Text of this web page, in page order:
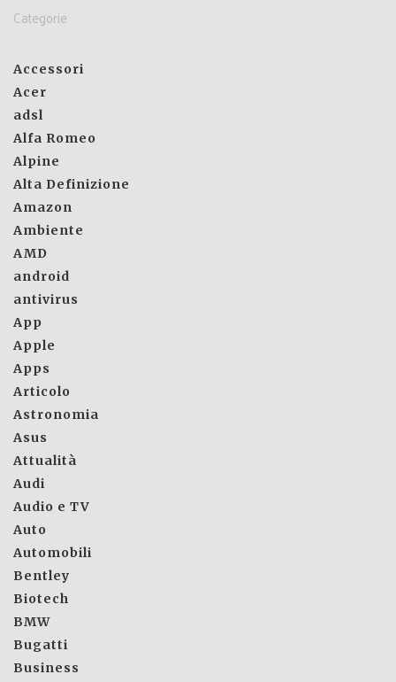
Categorie
Accessori
Acer
adsl
Alfa Romeo
Alpine
Alta Definizione
Amazon
Ambiente
AMD
android
antivirus
App
Apple
Apps
Articolo
Astronomia
Asus
Attualità
Audi
Audio e TV
Auto
Automobili
Bentley
Biotech
BMW
Bugatti
Business